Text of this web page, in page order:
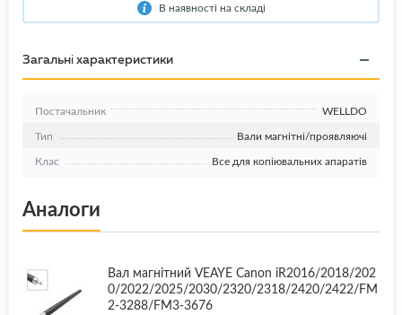
В наявності на складі
Загальні характеристики
Постачальник
WELLDO
Тип
Вали магнітні/проявляючі
Клас
Все для копіювальних апаратів
Аналоги
Вал магнітний VEAYE Canon iR2016/2018/202
0/2022/2025/2030/2320/2318/2420/2422/FM
2-3288/FM3-3676